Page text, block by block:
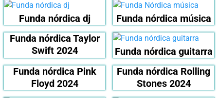
Funda nórdica dj
Funda nórdica música
Funda nórdica Taylor
Swift 2024
Funda nórdica guitarra
Funda nórdica Pink
Floyd 2024
Funda nórdica Rolling
Stones 2024